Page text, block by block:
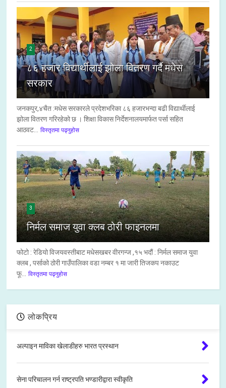
2
८६ हजार विद्यार्थीलाई झोला वितरण गर्दै मधेस
सरकार
जनकपुर,४चैत :मधेस सरकारले प्रदेशभरिका ८६ हजारभन्दा बढी विद्यार्थीलाई
झोला वितरण गरिरहेको छ । शिक्षा विकास निर्देशनालयमार्फत पर्सा सहित
आठवट...
विस्तृतमा पढ्नुहोस
3
निर्मल समाज युवा क्लब ठोरी फाइनलमा
फोटो : रेडियो विजयवस्तीबाट मधेसखबर वीरगन्ज ,१५ भदौं : निर्मल समाज युवा
क्लब , पर्साको ठोरी गाउँपालिका वडा नम्बर १ मा जारी तिजकप नकाउट
फू...
विस्तृतमा पढ्नुहोस
लोकप्रिय
अल्पाइन माविका खेलाडीहरु भारत प्रस्थान
सेना परिचालन गर्न राष्ट्रपति भण्डारीद्वारा स्वीकृति